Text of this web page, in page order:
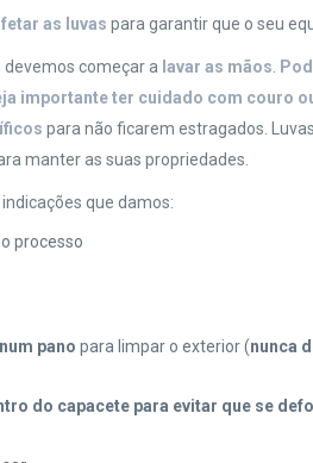
as luvas para garantir que o seu
devemos começar a lavar as mãos.
importante ter cuidado com couro
para não ficarem estragados.
manter as suas propriedades.
que damos:
processo
pano para limpar o exterior (nunca
do capacete para evitar que se